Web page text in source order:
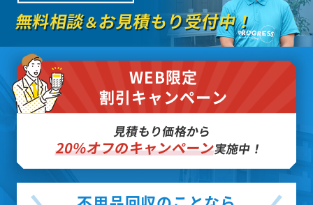
無料相談＆お見積もり受付中！
WEB限定
割引キャンペーン
見積もり価格から
20%オフのキャンペーン実施中！